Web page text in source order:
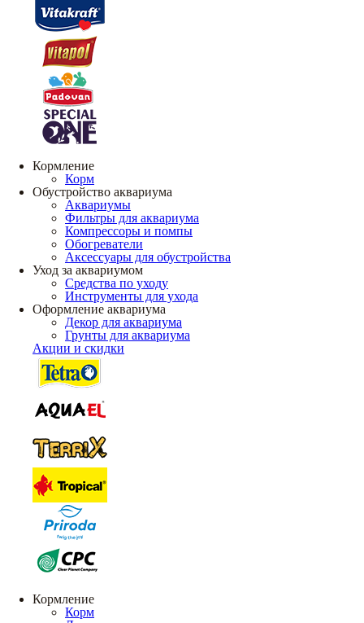
Кормление
Корм
Обустройство аквариума
Аквариумы
Фильтры для аквариума
Компрессоры и помпы
Обогреватели
Аксессуары для обустройства
Уход за аквариумом
Средства по уходу
Инструменты для ухода
Оформление аквариума
Декор для аквариума
Грунты для аквариума
Акции и скидки
Кормление
Корм